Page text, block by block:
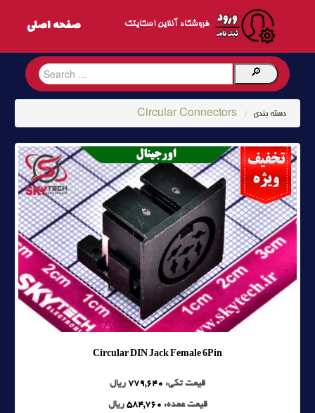
فروشگاه آنلاین اسکایتک
دسته بندی /
Circular Connectors
Circular DIN Jack Female 6Pin
قیمت تکی: 779,640 ریال
قیمت عمده: 584,760 ریال